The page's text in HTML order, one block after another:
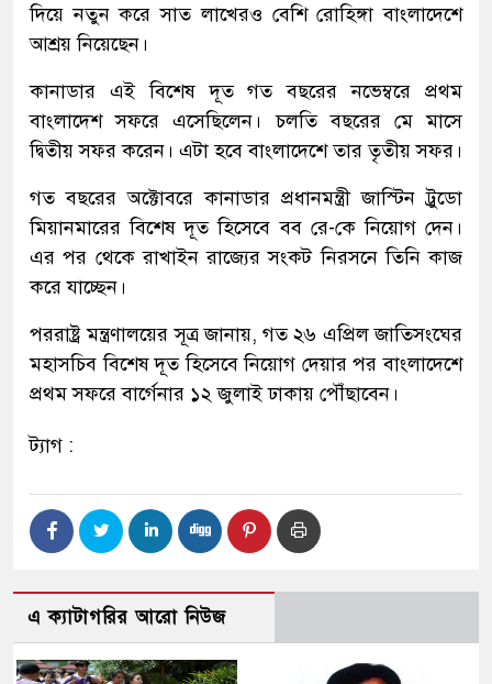
দিয়ে নতুন করে সাত লাখেরও বেশি রোহিঙ্গা বাংলাদেশে
আশ্রয় নিয়েছেন।
কানাডার এই বিশেষ দূত গত বছরের নভেম্বরে প্রথম
বাংলাদেশ সফরে এসেছিলেন। চলতি বছরের মে মাসে
দ্বিতীয় সফর করেন। এটা হবে বাংলাদেশে তার তৃতীয় সফর।
গত বছরের অক্টোবরে কানাডার প্রধানমন্ত্রী জাস্টিন ট্রুডো
মিয়ানমারের বিশেষ দূত হিসেবে বব রে-কে নিয়োগ দেন।
এর পর থেকে রাখাইন রাজ্যের সংকট নিরসনে তিনি কাজ
করে যাচ্ছেন।
পররাষ্ট্র মন্ত্রণালয়ের সূত্র জানায়, গত ২৬ এপ্রিল জাতিসংঘের
মহাসচিব বিশেষ দূত হিসেবে নিয়োগ দেয়ার পর বাংলাদেশে
প্রথম সফরে বার্গেনার ১২ জুলাই ঢাকায় পৌঁছাবেন।
ট্যাগ :
এ ক্যাটাগরির আরো নিউজ